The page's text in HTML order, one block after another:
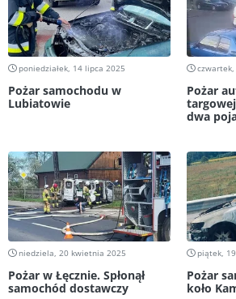
poniedziałek, 14 lipca 2025
Pożar samochodu w
Lubiatowie
czwartek,
Pożar
dwa
niedziela, 20 kwietnia 2025
Pożar w Łęcznie. Spłonął
samochód dostawczy
piątek,
Pożar
koło